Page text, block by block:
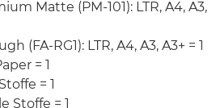
Matte (PM-101): LTR, A4, A3,
(FA-RG1): LTR, A4, A3, A3+ = 1
= 1
= 1
Stoffe = 1